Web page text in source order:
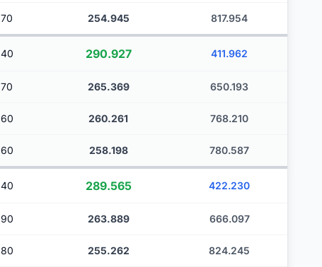
70 254.945 817.954
40 290.927 411.962
70 265.369 650.193
60 260.261 768.210
60 258.198 780.587
40 289.565 422.230
90 263.889 666.097
80 255.262 824.245